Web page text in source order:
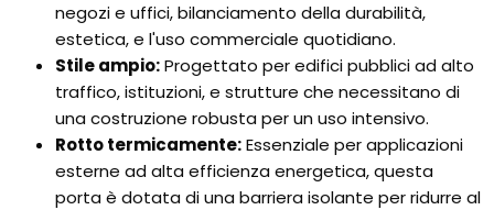
negozi e uffici, bilanciamento della durabilità,
estetica, e l'uso commerciale quotidiano.
Stile ampio:Progettato per edifici pubblici ad alto
traffico, istituzioni, e strutture che necessitano di
una costruzione robusta per un uso intensivo.
Rotto termicamente:Essenziale per applicazioni
esterne ad alta efficienza energetica, questa
porta è dotata di una barriera isolante per ridurre al